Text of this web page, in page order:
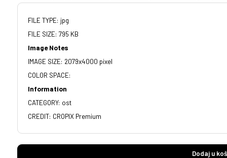
FILE TYPE: jpg
FILE SIZE: 795 KB
Image Notes
IMAGE SIZE: 2079x4000 pixel
COLOR SPACE:
Information
CATEGORY: ost
CREDIT: CROPIX Premium
Dodaj u